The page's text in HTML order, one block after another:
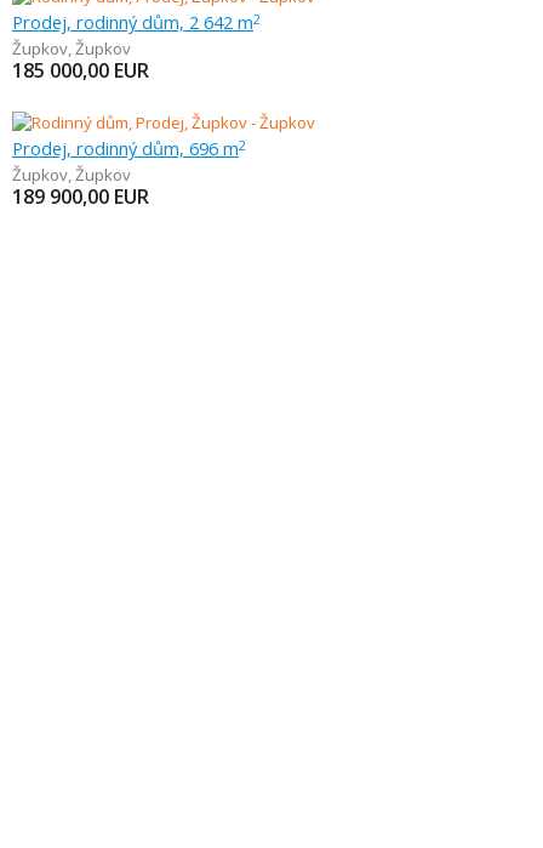
Prodej, rodinný dům, 2 642 m2
Župkov,Župkov
185 000,00 EUR
Prodej, rodinný dům, 696 m2
Župkov,Župkov
189 900,00 EUR